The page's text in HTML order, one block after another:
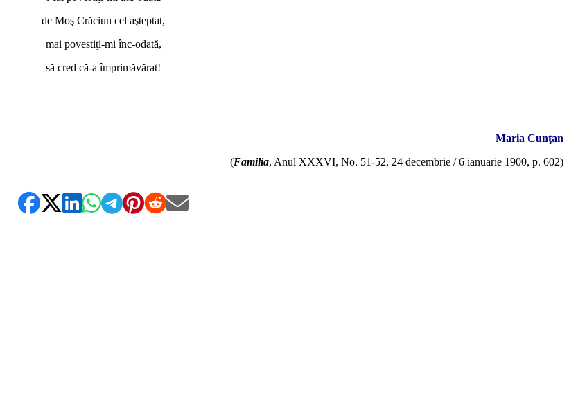
de Moş Crăciun cel aşteptat,
mai povestiţi-mi înc-odată,
să cred că-a împrimăvărat!
Maria Cunţan
(Familia, Anul XXXVI, No. 51-52, 24 decembrie / 6 ianuarie 1900, p. 602)